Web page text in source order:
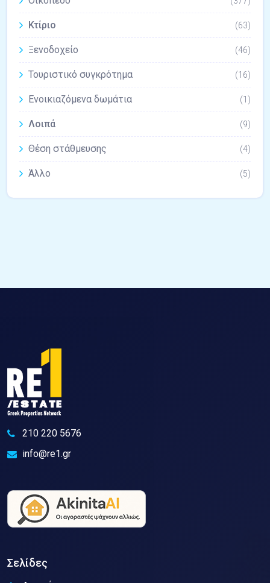
Κτίριο (63)
Ξενοδοχείο (46)
Τουριστικό συγκρότημα (16)
Ενοικιαζόμενα δωμάτια (1)
Λοιπά (9)
Θέση στάθμευσης (4)
Άλλο (5)
210 220 5676
info@re1.gr
Σελίδες